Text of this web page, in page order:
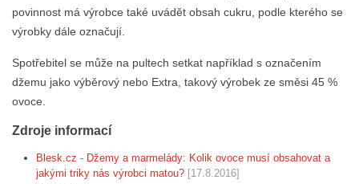
povinnost má výrobce také uvádět obsah cukru, podle kterého se
výrobky dále označují.
Spotřebitel se může na pultech setkat například s označením
džemu jako výběrový nebo Extra, takový výrobek ze směsi 45 %
ovoce.
Zdroje informací
Blesk.cz - Džemy a marmelády: Kolik ovoce musí obsahovat a
jakými triky nás výrobci matou? [17.8.2016]